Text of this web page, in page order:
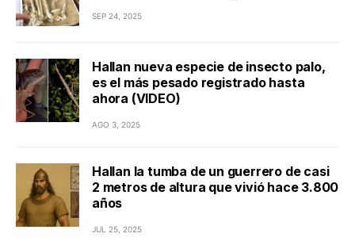
SEP 24, 2025
Hallan nueva especie de insecto palo,
es el más pesado registrado hasta
ahora (VIDEO)
AGO 3, 2025
Hallan la tumba de un guerrero de casi
2 metros de altura que vivió hace 3.800
años
JUL 25, 2025